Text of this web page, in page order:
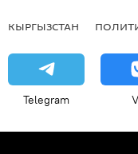
КЫРГЫЗСТАН
Telegram